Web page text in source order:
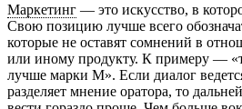
Маркетинг — это искусство, в
Свою позицию лучше всего
которые не оставят сомнений в
или иному продукту. К примеру —
лучше марки M». Если диалог
разделяет мнение оратора, то